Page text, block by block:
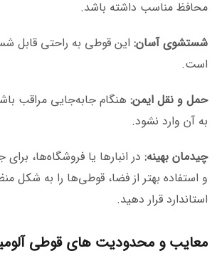
محافظ مناسب داشته باشد.
شستشوی آسان: این قوطی به راحتی قابل
است.
حمل و نقل ایمن: هنگام جابه‌جایی مراقب
به آن وارد نشود.
چیدمان بهینه: در انبارها یا فروشگاه‌ها،
و استفاده بهتر از فضا، قوطی‌ها را به شکل
استاندارد قرار دهید.
معایب و محدودیت های قوطی آلومینیوم